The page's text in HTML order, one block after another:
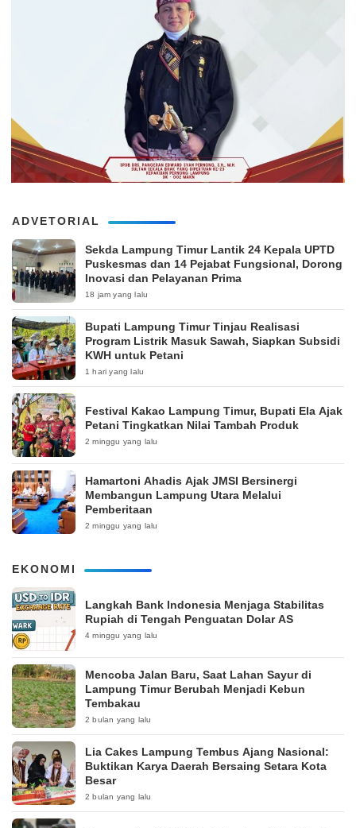
ADVETORIAL
‎Sekda Lampung Timur Lantik 24 Kepala UPTD
Puskesmas dan 14 Pejabat Fungsional, Dorong
Inovasi dan Pelayanan Prima
18 jam yang lalu
Bupati Lampung Timur Tinjau Realisasi
Program Listrik Masuk Sawah, Siapkan Subsidi
KWH untuk Petani
1 hari yang lalu
‎Festival Kakao Lampung Timur, Bupati Ela Ajak
Petani Tingkatkan Nilai Tambah Produk
2 minggu yang lalu
Hamartoni Ahadis Ajak JMSI Bersinergi
Membangun Lampung Utara Melalui
Pemberitaan
2 minggu yang lalu
EKONOMI
Langkah Bank Indonesia Menjaga Stabilitas
Rupiah di Tengah Penguatan Dolar AS
4 minggu yang lalu
Mencoba Jalan Baru, Saat Lahan Sayur di
Lampung Timur Berubah Menjadi Kebun
Tembakau
2 bulan yang lalu
Lia Cakes Lampung Tembus Ajang Nasional:
Buktikan Karya Daerah Bersaing Setara Kota
Besar
2 bulan yang lalu